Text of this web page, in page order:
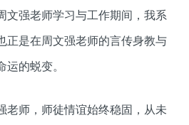
文强老师学习与工作期间，我系
正是在周文强老师的言传身教与
的蜕变。
老师，师徒情谊始终稳固，从未